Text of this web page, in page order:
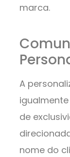
marca.
A
de
nome do